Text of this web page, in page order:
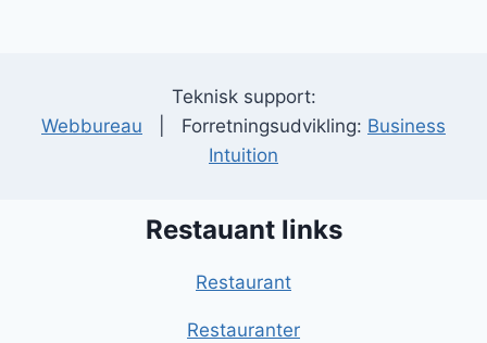
Teknisk support:
Webbureau | Forretningsudvikling: Business
Intuition
Restauant links
Restaurant
Restauranter